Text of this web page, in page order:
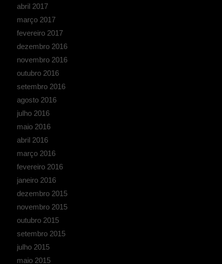
abril 2017
março 2017
fevereiro 2017
dezembro 2016
novembro 2016
outubro 2016
setembro 2016
agosto 2016
julho 2016
maio 2016
abril 2016
março 2016
fevereiro 2016
janeiro 2016
dezembro 2015
novembro 2015
outubro 2015
setembro 2015
julho 2015
maio 2015